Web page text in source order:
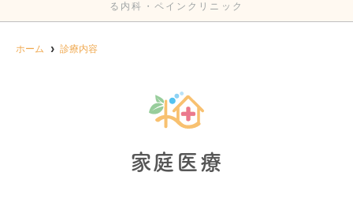
る内科・ペインクリニック
ホーム 診療内容
家庭医療